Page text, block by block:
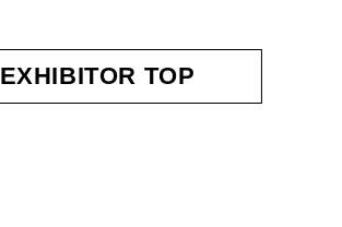
EXHIBITOR TOP